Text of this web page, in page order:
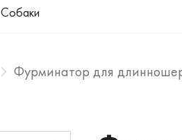
Собаки
Фурминатор для